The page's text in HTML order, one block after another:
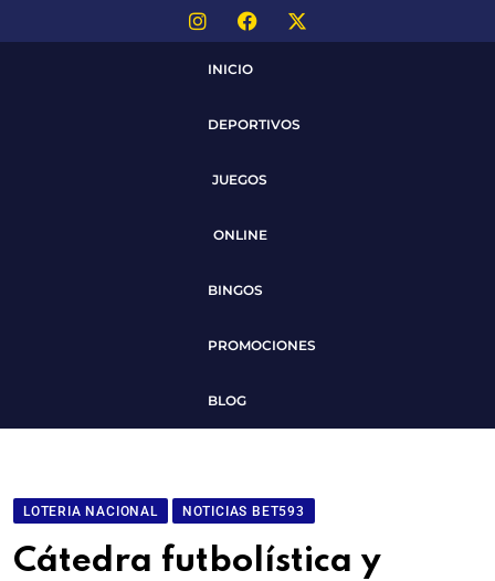
INICIO
DEPORTIVOS
JUEGOS
ONLINE
BINGOS
PROMOCIONES
BLOG
LOTERIA NACIONAL NOTICIAS BET593
Cátedra futbolística y